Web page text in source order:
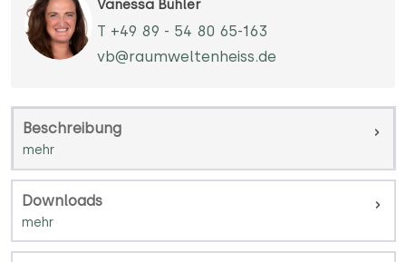
Vanessa Bühler
T +49 89 - 54 80 65-163
vb@raumweltenheiss.de
Beschreibung
Downloads